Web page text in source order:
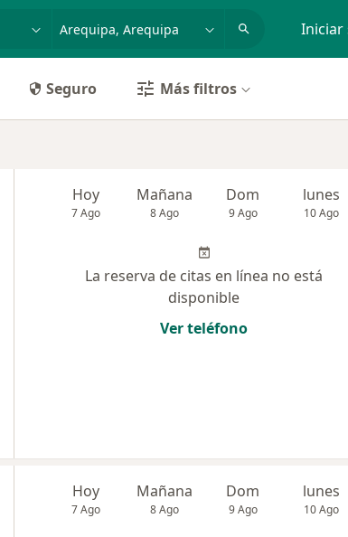
Iniciar
Seguro Más filtros
Hoy
7 Ago
Mañana
8 Ago
Dom
9 Ago
lunes
10 Ago
La reserva de citas en línea no está
disponible
Ver teléfono
Hoy
7 Ago
Mañana
8 Ago
Dom
9 Ago
lunes
10 Ago